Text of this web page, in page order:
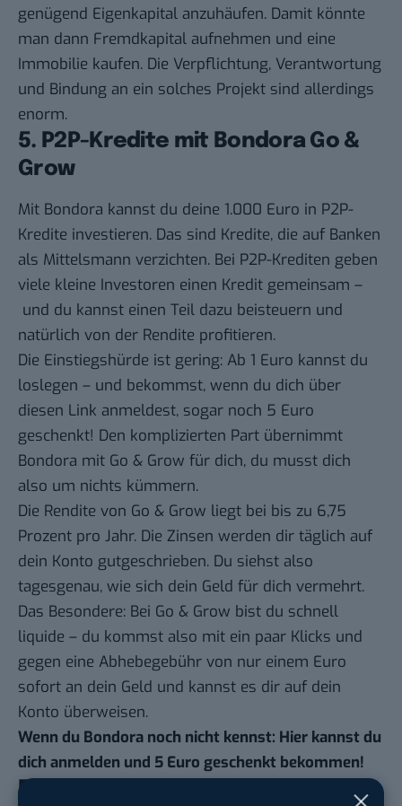
genügend Eigenkapital anzuhäufen. Damit könnte
man dann Fremdkapital aufnehmen und eine
Immobilie kaufen. Die Verpflichtung, Verantwortung
und Bindung an ein solches Projekt sind allerdings
enorm.
5. P2P-Kredite mit Bondora Go &
Grow
Mit Bondora kannst du deine 1.000 Euro in P2P-
Kredite investieren. Das sind Kredite, die auf Banken
als Mittelsmann verzichten. Bei P2P-Krediten geben
viele kleine Investoren einen Kredit gemeinsam –
und du kannst einen Teil dazu beisteuern und
natürlich von der Rendite profitieren.
Die Einstiegshürde ist gering: Ab 1 Euro kannst du
loslegen – und bekommst, wenn du dich über
diesen Link anmeldest, sogar noch 5 Euro
geschenkt! Den komplizierten Part übernimmt
Bondora mit Go & Grow für dich, du musst dich
also um nichts kümmern.
Die Rendite von Go & Grow liegt bei bis zu 6,75
Prozent pro Jahr. Die Zinsen werden dir täglich auf
dein Konto gutgeschrieben. Du siehst also
tagesgenau, wie sich dein Geld für dich vermehrt.
Das Besondere: Bei Go & Grow bist du schnell
liquide – du kommst also mit ein paar Klicks und
gegen eine Abhebegebühr von nur einem Euro
sofort an dein Geld und kannst es dir auf dein
Konto überweisen.
Wenn du Bondora noch nicht kennst: Hier kannst du
dich anmelden und 5 Euro geschenkt bekommen!
Fazit: Investieren muss nicht